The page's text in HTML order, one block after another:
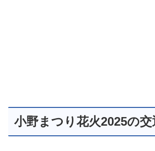
小野まつり花火2025の交